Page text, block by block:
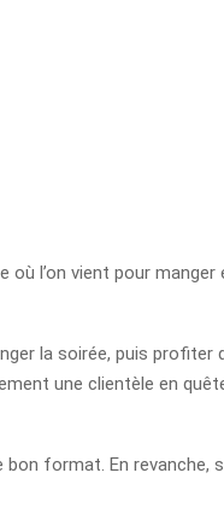
où l’on vient pour
la soirée, puis profiter
une clientèle en
format. En revanche,